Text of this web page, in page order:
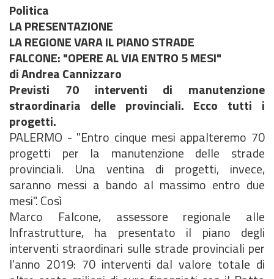
Politica
LA PRESENTAZIONE
LA REGIONE VARA IL PIANO STRADE
FALCONE: "OPERE AL VIA ENTRO 5 MESI"
di Andrea Cannizzaro
Previsti 70 interventi di manutenzione
straordinaria delle provinciali. Ecco tutti i
progetti.
PALERMO - "Entro cinque mesi appalteremo 70
progetti per la manutenzione delle strade
provinciali. Una ventina di progetti, invece,
saranno messi a bando al massimo entro due
mesi". Così
Marco Falcone, assessore regionale alle
Infrastrutture, ha presentato il piano degli
interventi straordinari sulle strade provinciali per
l'anno 2019: 70 interventi dal valore totale di